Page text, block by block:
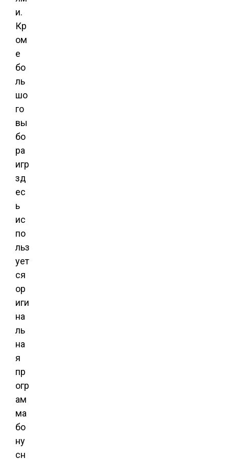
и.
Кр
ом
е
бо
ль
шо
го
вы
бо
ра
игр
зд
ес
ь
ис
по
льз
ует
ся
ор
иги
на
ль
на
я
пр
огр
ам
ма
бо
ну
сн